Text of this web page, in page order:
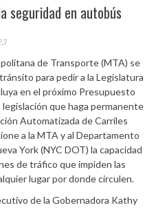
seguridad en autobús
de Transporte (MTA) se
para pedir a la Legislatura
en el próximo Presupuesto
que haga permanente
Automatizada de Carriles
a la MTA y al Departamento
York (NYC DOT) la capacidad
de tráfico que impiden las
lugar por donde circulen.
de la Gobernadora Kathy